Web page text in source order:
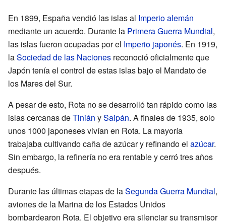
En 1899, España vendió las islas al Imperio alemán
mediante un acuerdo. Durante la Primera Guerra Mundial,
las islas fueron ocupadas por el Imperio japonés. En 1919,
laSociedad de las Naciones reconoció oficialmente que
Japón tenía el control de estas islas bajo el Mandato de
los Mares del Sur.
A pesar de esto, Rota no se desarrolló tan rápido como las
islas cercanas deTinián ySaipán. A finales de 1935, solo
unos 1000 japoneses vivían en Rota. La mayoría
trabajaba cultivando caña de azúcar y refinando el azúcar.
Sin embargo, la refinería no era rentable y cerró tres años
después.
Durante las últimas etapas de laSegunda Guerra Mundial,
aviones de la Marina de los Estados Unidos
bombardearon Rota. El objetivo era silenciar su transmisor